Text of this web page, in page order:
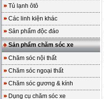
Tủ lạnh ôtô
Các linh kiện khác
Sản phẩm độc đáo
Sản phẩm chăm sóc xe
Chăm sóc nội thất
Chăm sóc ngoại thất
Chăm sóc gương & kính
Dụng cụ chăm sóc xe